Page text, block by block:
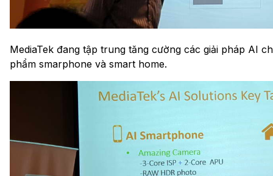
MediaTek đang tập trung tăng cường các giải pháp AI
phẩm smarphone và smart home.